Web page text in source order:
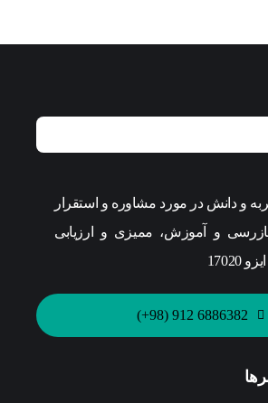
سال تجربه و دانش در مورد مشاوره و استقرار
و آموزش، ممیزی و ارزیابی
6886382 912 (98+)